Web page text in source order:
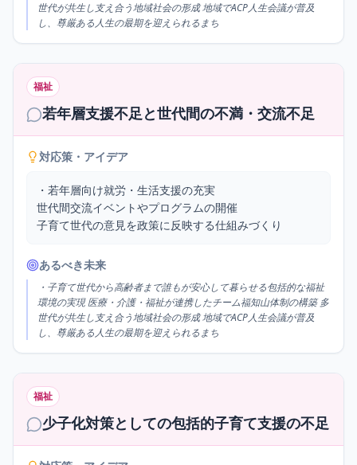
世代が共生し支え合う地域社会の形成 地域でACP人生会議が普及
し、尊厳ある人生の最期を迎えられるまち
福祉
若年層支援不足と世代間の不満・交流不足
対応策・アイデア
・若年層向け就労・生活支援の充実
世代間交流イベントやプログラムの開催
子育て世代の意見を政策に反映する仕組みづくり
あるべき未来
・子育て世代から高齢者まで誰もが安心して暮らせる包括的な福祉
環境の実現 医療・介護・福祉が連携したチーム福知山体制の構築 多
世代が共生し支え合う地域社会の形成 地域でACP人生会議が普及
し、尊厳ある人生の最期を迎えられるまち
福祉
少子化対策としての包括的子育て支援の不足